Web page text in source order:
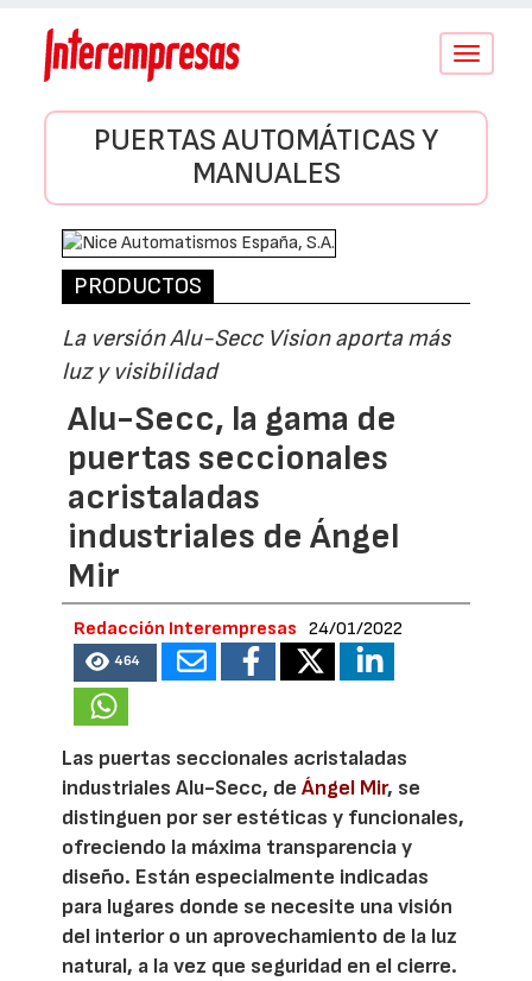
Conmutar
PUERTAS AUTOMÁTICAS Y
MANUALES
PRODUCTOS
La versión Alu-Secc Vision aporta más
luz y visibilidad
Alu-Secc, la gama de
puertas seccionales
acristaladas
industriales de Ángel
Mir
Redacción Interempresas 24/01/2022
464
Las puertas seccionales acristaladas
industriales Alu-Secc, deÁngel Mir, se
distinguen por ser estéticas y funcionales,
ofreciendo la máxima transparencia y
diseño. Están especialmente indicadas
para lugares donde se necesite una visión
del interior o un aprovechamiento de la luz
natural, a la vez que seguridad en el cierre.